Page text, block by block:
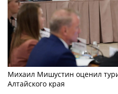
Михаил Мишустин оценил
Алтайского края